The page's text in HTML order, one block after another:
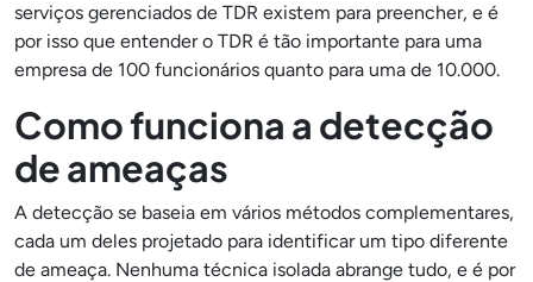
serviços gerenciados de TDR existem para preencher, e é
por isso que entender o TDR é tão importante para uma
empresa de 100 funcionários quanto para uma de 10.000.
Como funciona a detecção
de ameaças
A detecção se baseia em vários métodos complementares,
cada um deles projetado para identificar um tipo diferente
de ameaça. Nenhuma técnica isolada abrange tudo, e é por